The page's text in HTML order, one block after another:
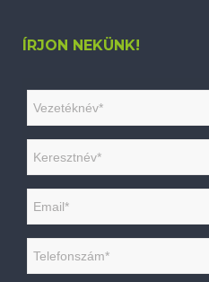
ÍRJON NEKÜNK!